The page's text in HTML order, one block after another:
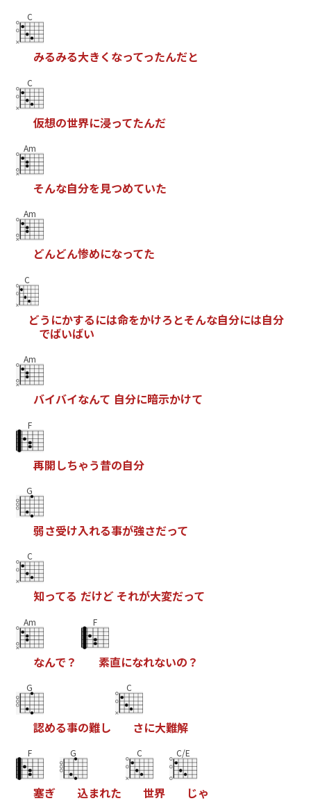
C
みるみる大き く なってったんだと
C
仮想の世界に浸ってたんだ
Am
そんな自分を見つめていた
Am
どんどん惨めになってた
C
どう にかするには命をかけろ とそんな自分には自分
でばいばい
Am
バイバイなんて 自分に暗示かけて
F
再開しちゃう昔の自分
G
弱さ受け入れる事が強さだって
C
知ってる だけど それが大変だって
Am
なんで ？
F
素直になれないの ？
G
認める事の難し
C
さに大難解
F
塞ぎ
G
込まれた
C
世界
C/E
じゃ